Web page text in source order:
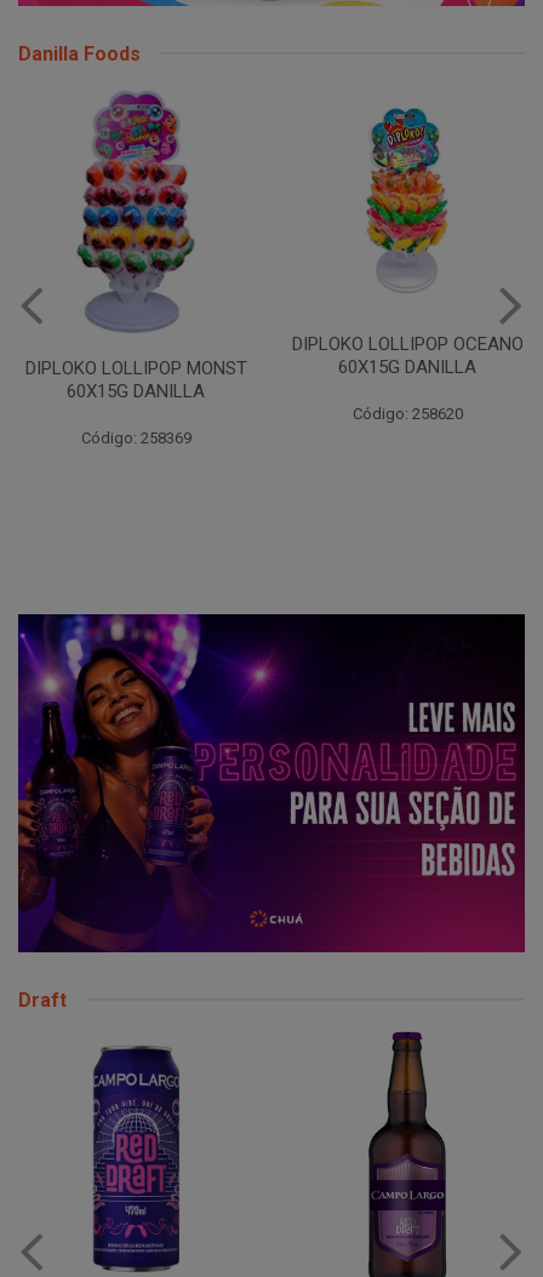
Danilla Foods
DIPLOKO LOLLIPOP MONST
60X15G DANILLA
Código: 258369
DIPLOKO LOLLIPOP OCEANO
60X15G DANILLA
Código: 258620
Draft